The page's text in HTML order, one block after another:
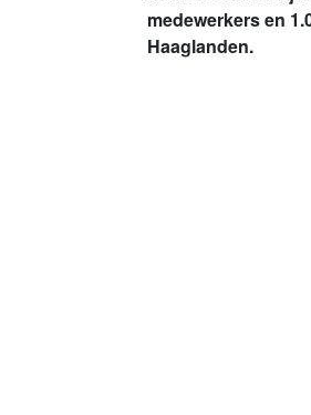
medewerkers en
Haaglanden.